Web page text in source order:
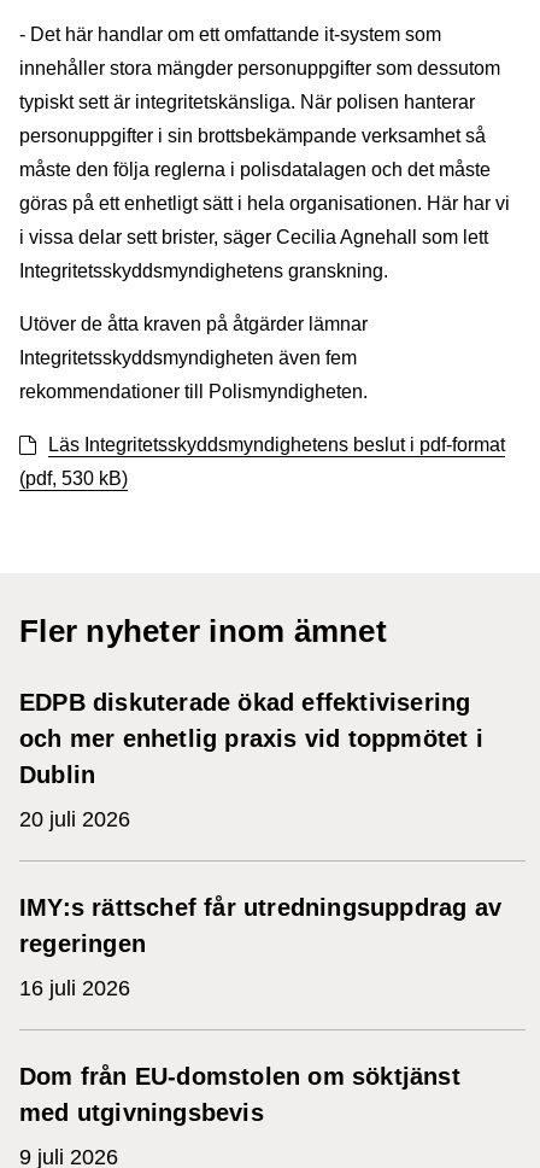
- Det här handlar om ett omfattande it-system som
innehåller stora mängder personuppgifter som dessutom
typiskt sett är integritetskänsliga. När polisen hanterar
personuppgifter i sin brottsbekämpande verksamhet så
måste den följa reglerna i polisdatalagen och det måste
göras på ett enhetligt sätt i hela organisationen. Här har vi
i vissa delar sett brister, säger Cecilia Agnehall som lett
Integritetsskyddsmyndighetens granskning.
Utöver de åtta kraven på åtgärder lämnar
Integritetsskyddsmyndigheten även fem
rekommendationer till Polismyndigheten.
Läs Integritetsskyddsmyndighetens beslut i pdf-format
(pdf, 530 kB)
Fler nyheter inom ämnet
EDPB diskuterade ökad effektivisering
och mer enhetlig praxis vid toppmötet i
Dublin
20 juli 2026
IMY:s rättschef får utredningsuppdrag av
regeringen
16 juli 2026
Dom från EU-domstolen om söktjänst
med utgivningsbevis
9 juli 2026